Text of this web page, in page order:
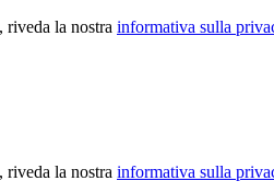
la nostra informativa sulla
la nostra informativa sulla